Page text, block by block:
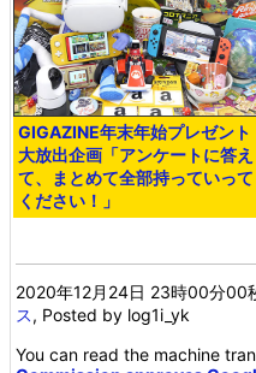
GIGAZINE年末年始プレゼント
大放出企画「アンケートに答え
て、まとめて全部持っていって
ス, Posted by log1i_yk